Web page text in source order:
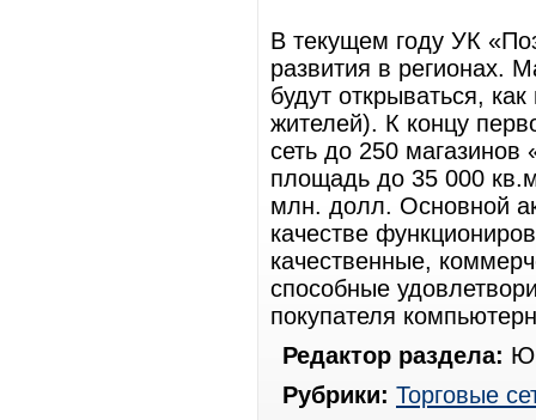
В текущем году УК
развития в регионах.
будут открываться,
жителей). К концу
сеть до 250
площадь до 35 000
млн. долл. Основной
качестве
качественные,
способные
покупателя
Редактор раздела:
Рубрики: Торговые